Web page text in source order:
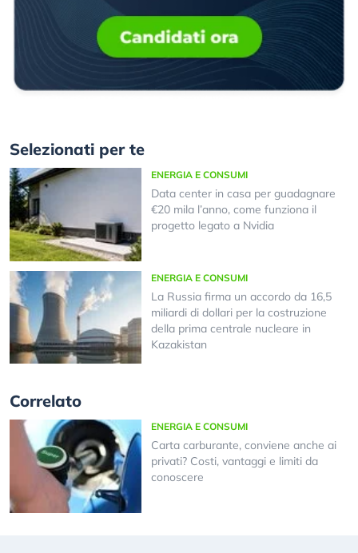
Selezionati per te
ENERGIA E CONSUMI
Data center in casa per guadagnare
€20 mila l’anno, come funziona il
progetto legato a Nvidia
ENERGIA E CONSUMI
La Russia firma un accordo da 16,5
miliardi di dollari per la costruzione
della prima centrale nucleare in
Kazakistan
Correlato
ENERGIA E CONSUMI
Carta carburante, conviene anche ai
privati? Costi, vantaggi e limiti da
conoscere